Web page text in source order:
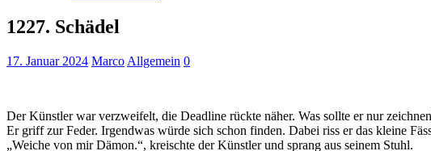
1227. Schädel
17. Januar 2024 Marco Allgemein 0
Der Künstler war verzweifelt, die Deadline rückte näher. Was sollte er nur
Er griff zur Feder. Irgendwas würde sich schon finden. Dabei riss er das kleine
„Weiche von mir Dämon.“, kreischte der Künstler und sprang aus seinem Stuhl.